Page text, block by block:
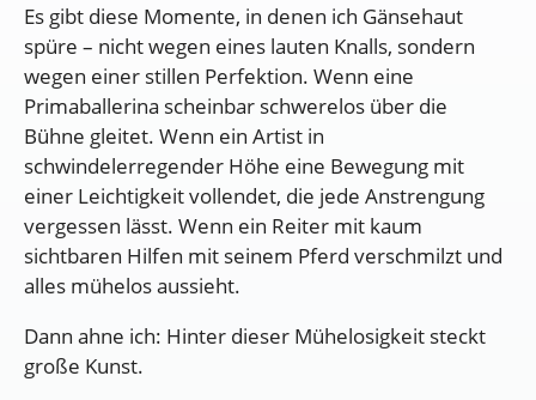
Es gibt diese Momente, in denen ich Gänsehaut
spüre – nicht wegen eines lauten Knalls, sondern
wegen einer stillen Perfektion. Wenn eine
Primaballerina scheinbar schwerelos über die
Bühne gleitet. Wenn ein Artist in
schwindelerregender Höhe eine Bewegung mit
einer Leichtigkeit vollendet, die jede Anstrengung
vergessen lässt. Wenn ein Reiter mit kaum
sichtbaren Hilfen mit seinem Pferd verschmilzt und
alles mühelos aussieht.
Dann ahne ich: Hinter dieser Mühelosigkeit steckt
große Kunst.